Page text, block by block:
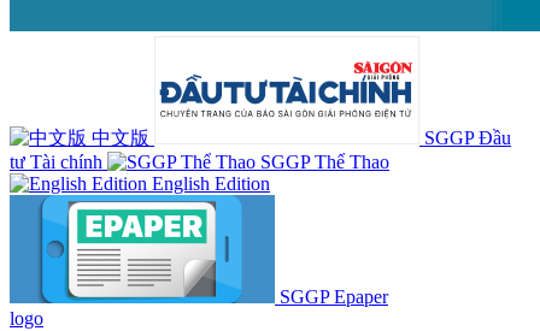
中文版
SGGP Đầu
tư Tài chính
SGGP Thể Thao
English Edition
SGGP Epaper
logo